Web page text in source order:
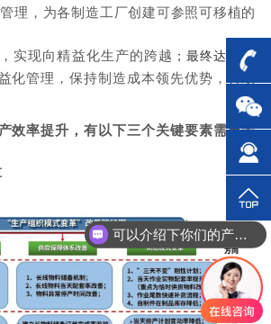
理，为各制造工厂创建可参照可移植的
实现向精益化生产的跨越 ； 最终达
到家
化管理，保持制造成本领先优势，持续
效率提升，有以下三个关键要素需要考
可以介绍下你们的产品么？